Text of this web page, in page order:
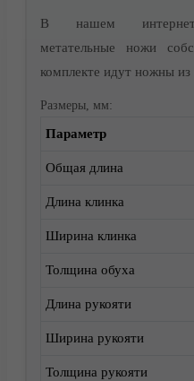
В нашем интернет-
метательные ножи
комплекте идут ножны
Размеры, мм:
Параметр
Общая длина
Длина клинка
Ширина клинка
Толщина обуха
Длина рукояти
Ширина рукояти
Толщина рукояти